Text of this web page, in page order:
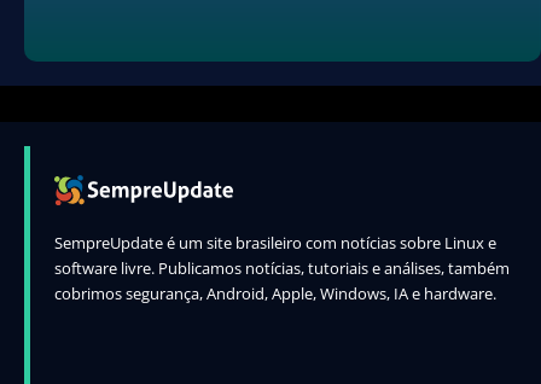
SempreUpdate é um site brasileiro com notícias sobre Linux e
software livre. Publicamos notícias, tutoriais e análises, também
cobrimos segurança, Android, Apple, Windows, IA e hardware.